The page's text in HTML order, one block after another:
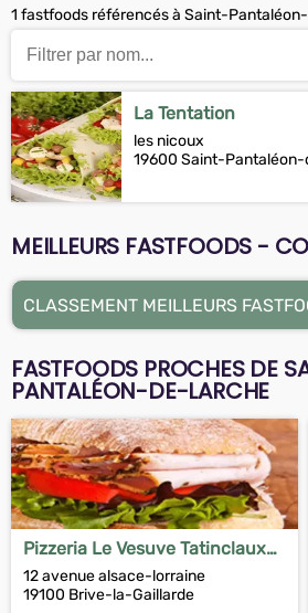
1 fastfoods référencés à Saint-
La Tentation
les nicoux
19600 Saint-
MEILLEURS FASTFOODS -
CLASSEMENT MEILLEURS
FASTFOODS PROCHES DE
PANTALÉON-DE-LARCHE
Pizzeria Le Vesuve Tatinclaux
Patrice
12 avenue alsace-lorraine
19100 Brive-la-Gaillarde